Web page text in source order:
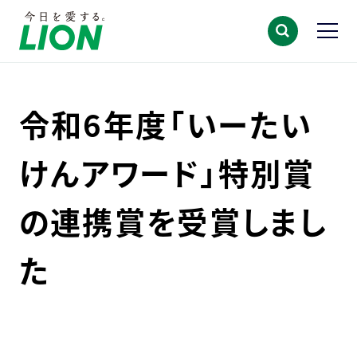
令和6年度「いーたい
けんアワード」特別賞
の連携賞を受賞しまし
た